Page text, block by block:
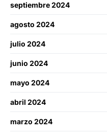
septiembre 2024
agosto 2024
julio 2024
junio 2024
mayo 2024
abril 2024
marzo 2024